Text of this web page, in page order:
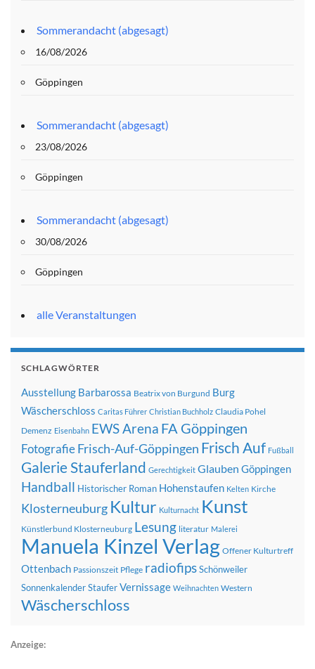
Sommerandacht (abgesagt)
16/08/2026
Göppingen
Sommerandacht (abgesagt)
23/08/2026
Göppingen
Sommerandacht (abgesagt)
30/08/2026
Göppingen
alle Veranstaltungen
SCHLAGWÖRTER
Ausstellung Barbarossa Beatrix von Burgund Burg
Wäscherschloss Caritas Führer Christian Buchholz Claudia Pohel
Demenz Eisenbahn EWS Arena FA Göppingen
FotografieFrisch-Auf-Göppingen Frisch Auf Fußball
Galerie Stauferland Gerechtigkeit Glauben Göppingen
Handball Historischer Roman Hohenstaufen Kelten Kirche
Klosterneuburg Kultur Kulturnacht Kunst
Künstlerbund Klosterneuburg Lesung literatur Malerei
Manuela Kinzel Verlag Offener Kulturtreff
Ottenbach Passionszeit Pflege radiofipsSchönweiler
SonnenkalenderStauferVernissage Weihnachten Western
Wäscherschloss
Anzeige: